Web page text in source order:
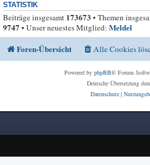
STATISTIK
Beiträge insgesamt 173673 • Themen
9747• Unser neuestes Mitglied: Meldel
Foren-Übersicht
Alle Cookies
Powered by phpBB® Forum
Deutsche Übersetzung
Datenschutz|